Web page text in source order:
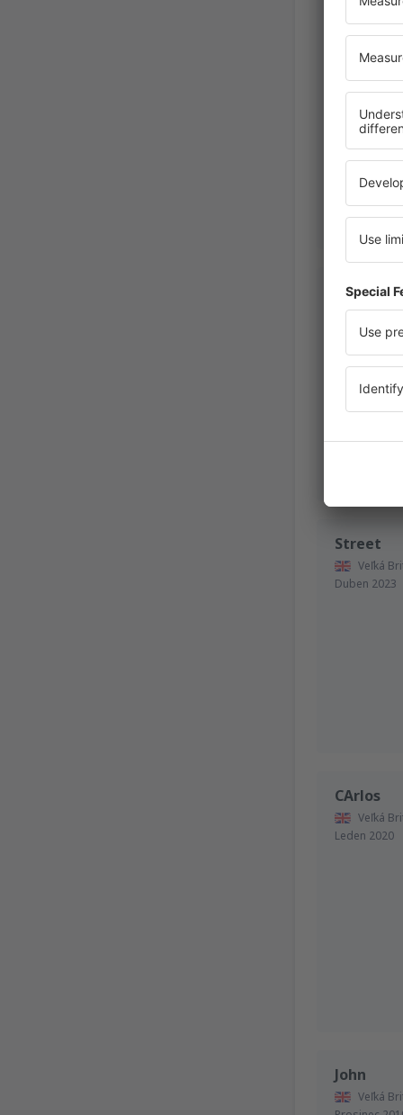
Claire
Veľká
Únor 2025
Lisa
Veľká
Červenec
Street
Veľká
Duben 2023
CArlos
Veľká
Leden 2020
John
Veľká